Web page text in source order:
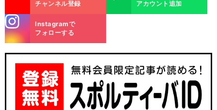
チャンネル登録
アカウント追加
m
Instagramで
フォローする